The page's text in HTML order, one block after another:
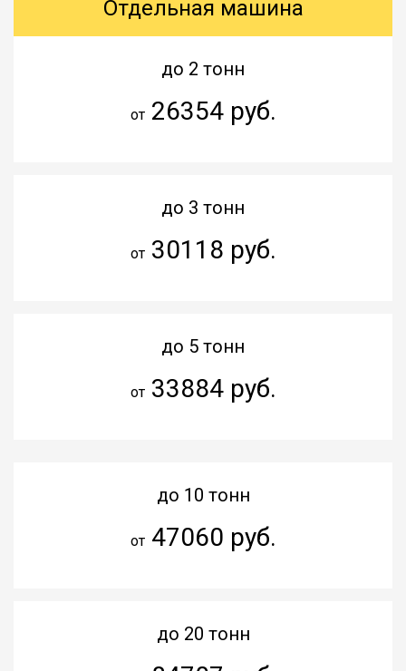
Отдельная машина
до 2 тонн
от26354 руб.
до 3 тонн
от30118 руб.
до 5 тонн
от33884 руб.
до 10 тонн
от47060 руб.
до 20 тонн